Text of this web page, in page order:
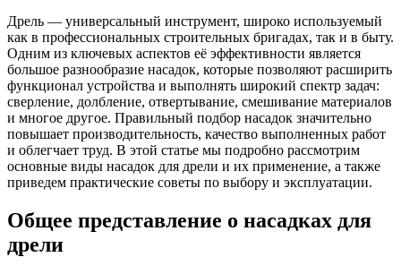
Дрель — универсальный инструмент, широко используемый
как в профессиональных строительных бригадах, так и в быту.
Одним из ключевых аспектов её эффективности является
большое разнообразие насадок, которые позволяют расширить
функционал устройства и выполнять широкий спектр задач:
сверление, долбление, отвертывание, смешивание материалов
и многое другое. Правильный подбор насадок значительно
повышает производительность, качество выполненных работ
и облегчает труд. В этой статье мы подробно рассмотрим
основные виды насадок для дрели и их применение, а также
приведем практические советы по выбору и эксплуатации.
Общее представление о насадках для
дрели